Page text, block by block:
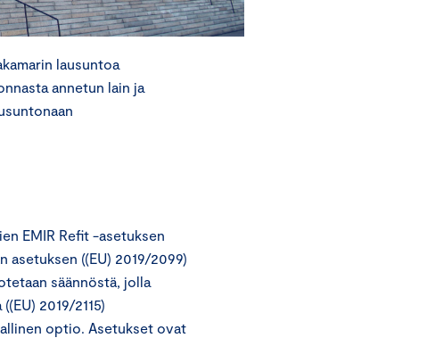
lausuntoa
annetun lain ja
EMIR Refit -asetuksen
asetuksen ((EU) 2019/2099)
säännöstä, jolla
2019/2115)
optio. Asetukset ovat